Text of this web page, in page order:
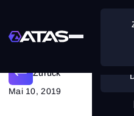
US-Aktienindizes:
Zurück
Mai 10, 2019